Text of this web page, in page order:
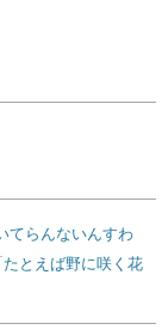
てらんないんすわ
たとえば野に咲く花